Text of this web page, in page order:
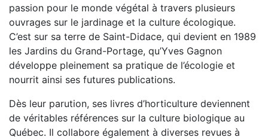
passion pour le monde végétal à travers plusieurs
ouvrages sur le jardinage et la culture écologique.
C’est sur sa terre de Saint-Didace, qui devient en 1989
les Jardins du Grand-Portage, qu’Yves Gagnon
développe pleinement sa pratique de l’écologie et
nourrit ainsi ses futures publications.
Dès leur parution, ses livres d’horticulture deviennent
de véritables références sur la culture biologique au
Québec. Il collabore également à diverses revues à